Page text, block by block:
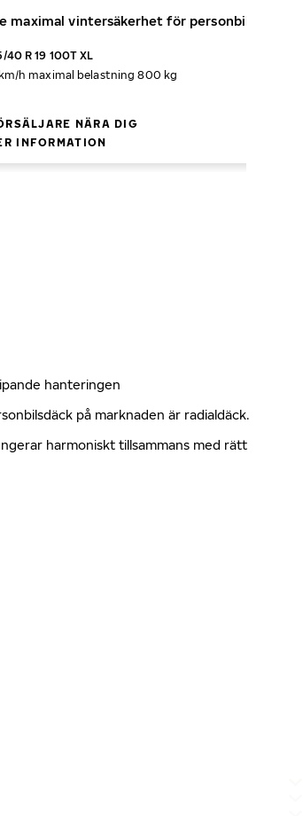
maximal vintersäkerhet för personbilar
40 R 19 100T XL
h maximal belastning 800 kg
NÄRA DIG
INFORMATION
hanteringen
på marknaden är radialdäck.
harmoniskt tillsammans med rätt